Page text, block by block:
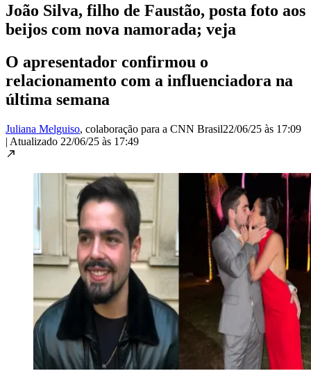
João Silva, filho de Faustão, posta foto aos
beijos com nova namorada; veja
O apresentador confirmou o
relacionamento com a influenciadora na
última semana
Juliana Melguiso, colaboração para a CNN Brasil22/06/25 às 17:09
| Atualizado 22/06/25 às 17:49